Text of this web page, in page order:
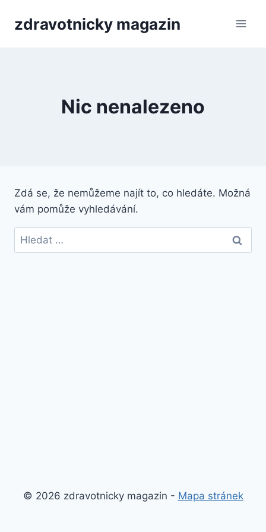
zdravotnicky magazin
Nic nenalezeno
Zdá se, že nemůžeme najít to, co hledáte. Možná
vám pomůže vyhledávání.
Vyhledávání
© 2026 zdravotnicky magazin - Mapa stránek